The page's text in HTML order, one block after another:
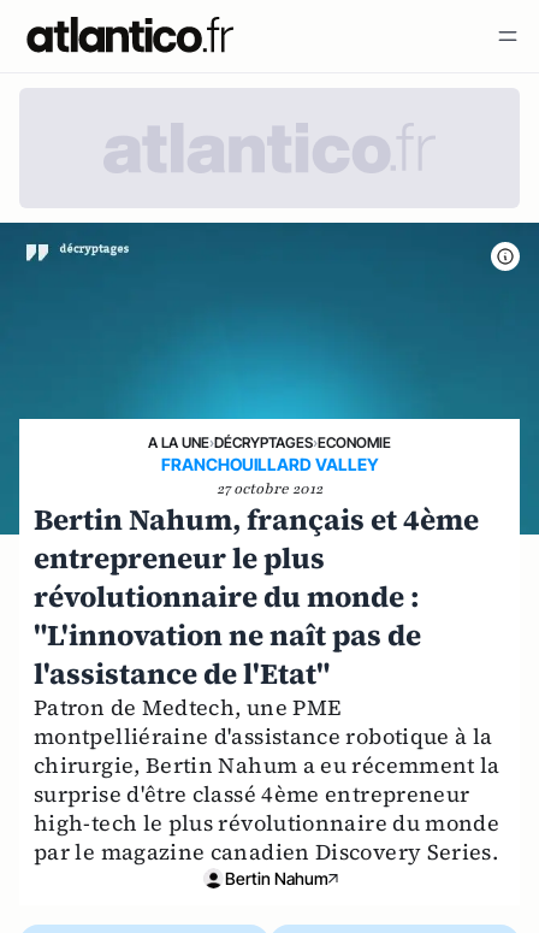
A LA UNE›DÉCRYPTAGES›ECONOMIE
FRANCHOUILLARD VALLEY
27 octobre 2012
Bertin Nahum, français et 4ème
entrepreneur le plus
révolutionnaire du monde :
"L'innovation ne naît pas de
l'assistance de l'Etat"
Patron de Medtech, une PME
montpelliéraine d'assistance robotique à la
chirurgie, Bertin Nahum a eu récemment la
surprise d'être classé 4ème entrepreneur
high-tech le plus révolutionnaire du monde
par le magazine canadien Discovery Series.
Bertin Nahum